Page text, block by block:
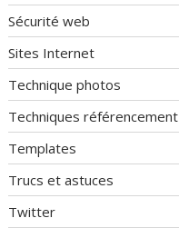
Sécurité web
Sites Internet
Technique photos
Techniques référencement
Templates
Trucs et astuces
Twitter